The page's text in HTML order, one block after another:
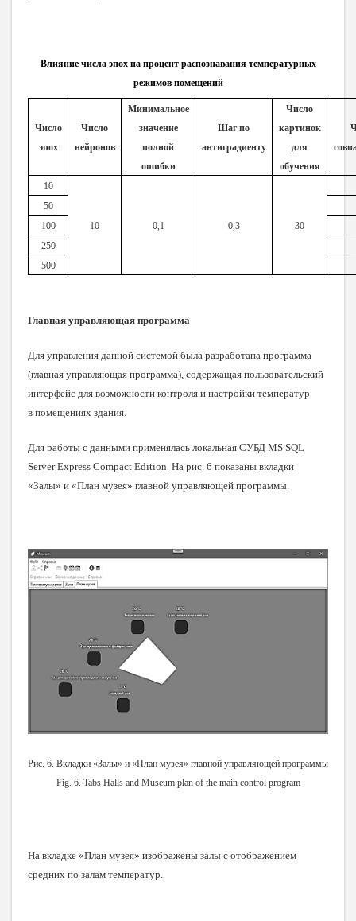
Влияние числа эпох на процент распознавания температурных
режимов помещений
Число
эпох
Число
нейронов
Минимальное
значение
полной
ошибки
Шаг по
антиградиенту
Число
картинок
для
обучения
10
10 0,1 0,3 30
50
100
250
500
Главная управляющая программа
Для управления данной системой была разработана программа
(главная управляющая программа), содержащая пользовательский
интерфейс для возможности контроля и настройки температур
в помещениях здания.
Для работы с данными применялась локальная СУБД MS SQL
Server Express Compact Edition. На рис. 6 показаны вкладки
«Залы» и «План музея» главной управляющей программы.
Рис. 6. Вкладки «Залы» и «План музея» главной управляющей программы
Fig. 6. Tabs Halls and Museum plan of the main control program
На вкладке «План музея» изображены залы с отображением
средних по залам температур.